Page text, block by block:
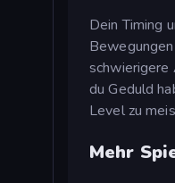
Dein Timing
schwierigere
du Geduld
Level zu
Mehr